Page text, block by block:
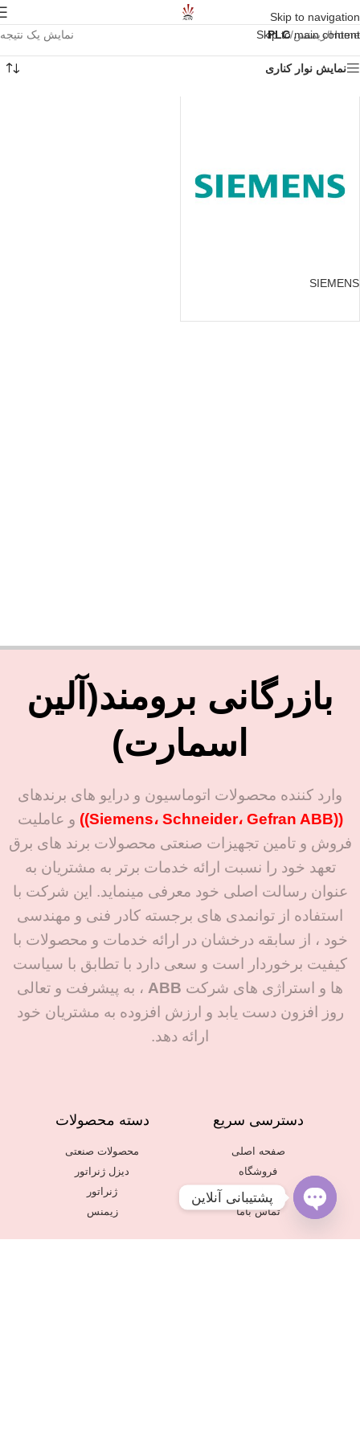
Skip to navigation
Skip to main content
Home
/زیمنس/
PLC نمایش یک نتیجه
نمایش نوار کناری
SIEMENS
بازرگانی برومند(آلین
اسمارت)
وارد کننده محصولات اتوماسیون و درایو های برندهای
((Siemens، Schneider، Gefran ABB))
و عاملیت
فروش و تامین تجهیزات صنعتی محصولات برند های برق
تعهد خود را نسبت ارائه خدمات برتر به مشتریان به
عنوان رسالت اصلی خود معرفی مینماید. این شرکت با
استفاده از توانمدی های برجسته کادر فنی و مهندسی
خود ، از سابقه درخشان در ارائه خدمات و محصولات با
کیفیت برخوردار است و سعی دارد با تطابق با سیاست
ها و استراژی های شرکت ABB ، به پیشرفت و تعالی
روز افزون دست یابد و ارزش افزوده به مشتریان خود
ارائه دهد.
دسترسی سریع
صفحه اصلی
فروشگاه
درباره ما
تماس باما
دسته محصولات
محصولات صنعتی
دیزل ژنراتور
ژنراتور
زیمنس
پشتیبانی آنلاین